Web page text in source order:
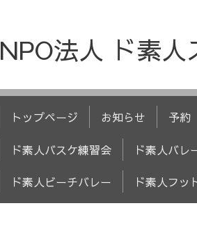
NPO法人 ド素人
トップページ お知らせ 予約
ド素人バスケ練習会 ド素人バレ
ド素人ビーチバレー ド素人フッ